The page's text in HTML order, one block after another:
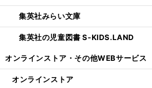
集英社みらい文庫
集英社の児童図書 S-KIDS.LAND
オンラインストア・ その他WEBサービス
オンラインストア